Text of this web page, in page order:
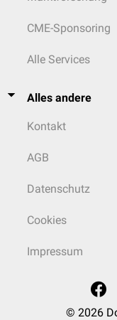
CME-Sponsoring
Alle Services
Alles andere
Kontakt
AGB
Datenschutz
Cookies
Impressum
© 2026